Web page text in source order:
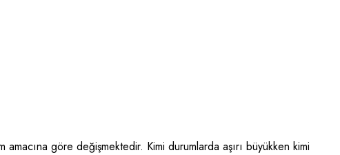
amacına göre değişmektedir. Kimi durumlarda aşırı büyükken kimi